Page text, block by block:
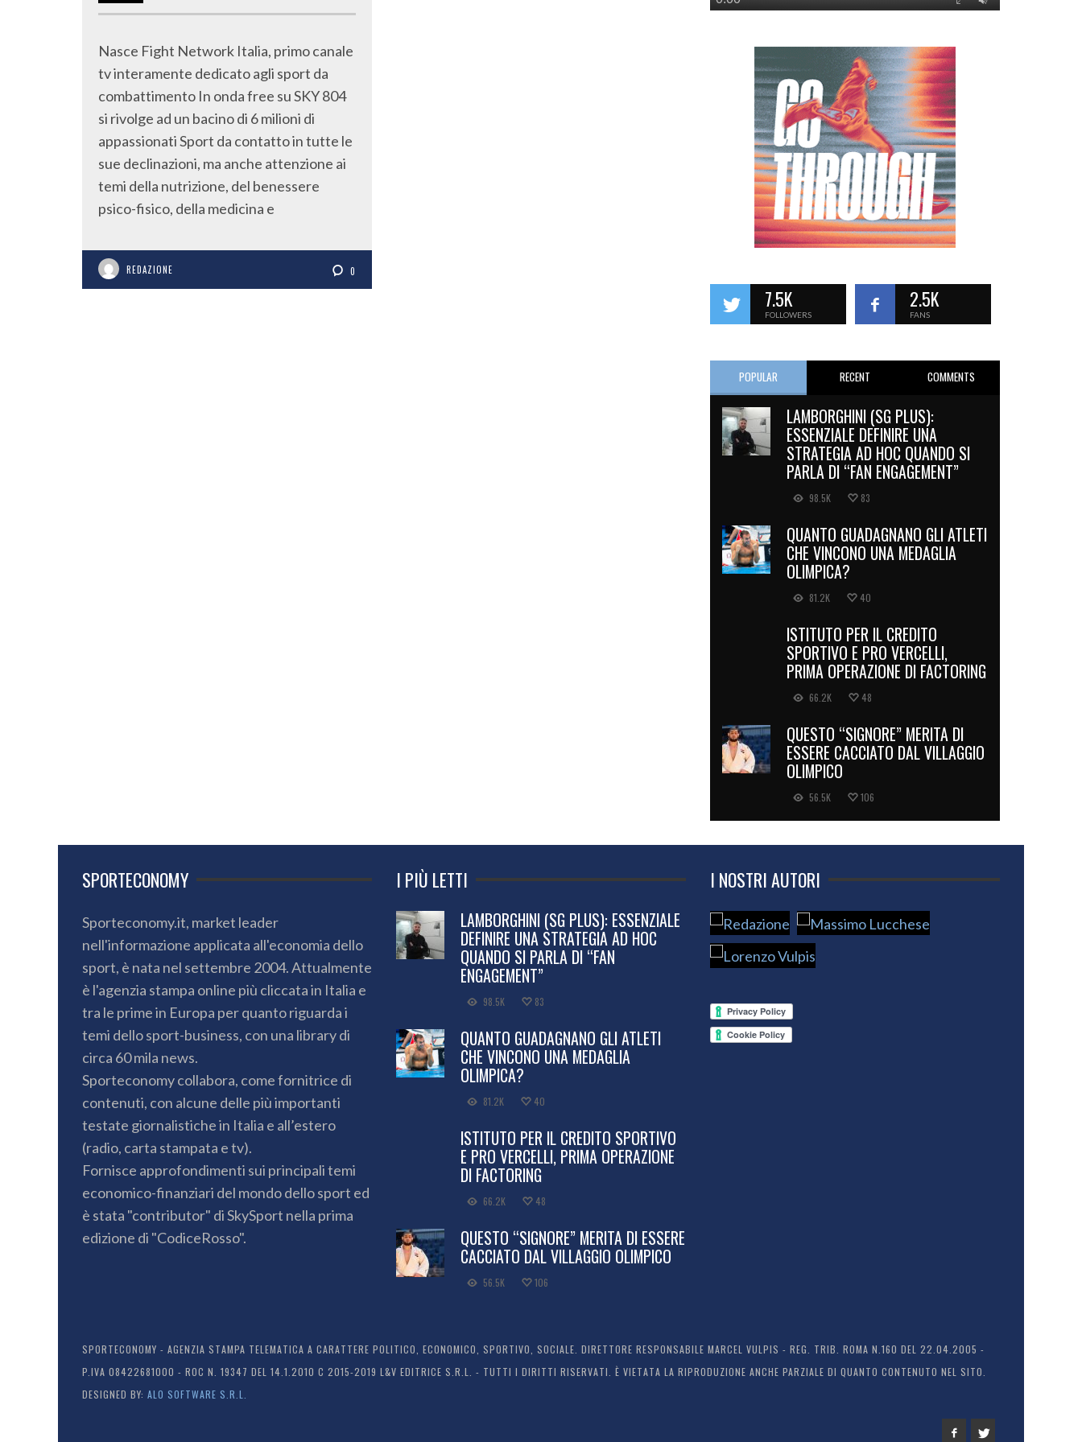
Nasce Fight Network Italia, primo canale
tv interamente dedicato agli sport da
combattimento In onda free su SKY 804
si rivolge ad un bacino di 6 milioni di
appassionati Sport da contatto in tutte le
sue declinazioni, ma anche attenzione ai
temi della nutrizione, del benessere
psico-fisico, della medicina e
REDAZIONE 0
7.5K
FOLLOWERS
2.5K
FANS
POPULAR RECENT COMMENTS
LAMBORGHINI (SG PLUS):
ESSENZIALE DEFINIRE UNA
STRATEGIA AD HOC QUANDO SI
PARLA DI “FAN ENGAGEMENT”
98.5K 83
QUANTO GUADAGNANO GLI ATLETI
CHE VINCONO UNA MEDAGLIA
OLIMPICA?
81.2K 40
ISTITUTO PER IL CREDITO
SPORTIVO E PRO VERCELLI,
PRIMA OPERAZIONE DI FACTORING
66.2K 48
QUESTO “SIGNORE” MERITA DI
ESSERE CACCIATO DAL VILLAGGIO
OLIMPICO
56.5K 106
SPORTECONOMY
Sporteconomy.it, market leader
nell'informazione applicata all'economia dello
sport, è nata nel settembre 2004. Attualmente
è l'agenzia stampa online più cliccata in Italia e
tra le prime in Europa per quanto riguarda i
temi dello sport-business, con una library di
circa 60 mila news.
Sporteconomy collabora, come fornitrice di
contenuti, con alcune delle più importanti
testate giornalistiche in Italia e all’estero
(radio, carta stampata e tv).
Fornisce approfondimenti sui principali temi
economico-finanziari del mondo dello sport ed
è stata "contributor" di SkySport nella prima
edizione di "CodiceRosso".
I PIÙ LETTI
LAMBORGHINI (SG PLUS): ESSENZIALE
DEFINIRE UNA STRATEGIA AD HOC
QUANDO SI PARLA DI “FAN
ENGAGEMENT”
98.5K 83
QUANTO GUADAGNANO GLI ATLETI
CHE VINCONO UNA MEDAGLIA
OLIMPICA?
81.2K 40
ISTITUTO PER IL CREDITO SPORTIVO
E PRO VERCELLI, PRIMA OPERAZIONE
DI FACTORING
66.2K 48
QUESTO “SIGNORE” MERITA DI ESSERE
CACCIATO DAL VILLAGGIO OLIMPICO
56.5K 106
I NOSTRI AUTORI
SPORTECONOMY - AGENZIA STAMPA TELEMATICA A CARATTERE POLITICO, ECONOMICO, SPORTIVO, SOCIALE. DIRETTORE RESPONSABILE MARCEL VULPIS - REG. TRIB. ROMA N.160 DEL 22.04.2005 -
P.IVA 08422681000 - ROC N. 19347 DEL 14.1.2010 C 2015-2019 L&V EDITRICE S.R.L. - TUTTI I DIRITTI RISERVATI. È VIETATA LA RIPRODUZIONE ANCHE PARZIALE DI QUANTO CONTENUTO NEL SITO.
DESIGNED BY: ALO SOFTWARE S.R.L.